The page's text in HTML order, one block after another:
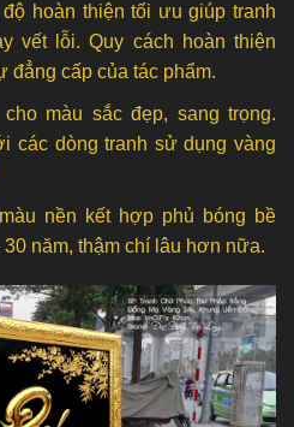
hoàn thiện tối ưu giúp tranh
vết lỗi. Quy cách hoàn thiện
đẳng cấp của tác phẩm.
màu sắc đẹp, sang trọng.
các dòng tranh sử dụng vàng
nền kết hợp phủ bóng bề
năm, thậm chí lâu hơn nữa.